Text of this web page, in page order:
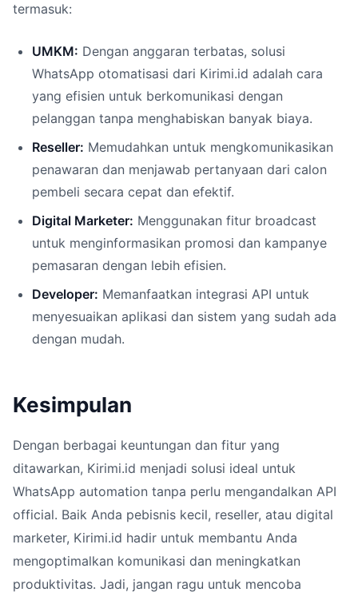
termasuk:
UMKM: Dengan anggaran terbatas, solusi
WhatsApp otomatisasi dari Kirimi.id adalah cara
yang efisien untuk berkomunikasi dengan
pelanggan tanpa menghabiskan banyak biaya.
Reseller: Memudahkan untuk mengkomunikasikan
penawaran dan menjawab pertanyaan dari calon
pembeli secara cepat dan efektif.
Digital Marketer: Menggunakan fitur broadcast
untuk menginformasikan promosi dan kampanye
pemasaran dengan lebih efisien.
Developer: Memanfaatkan integrasi API untuk
menyesuaikan aplikasi dan sistem yang sudah ada
dengan mudah.
Kesimpulan
Dengan berbagai keuntungan dan fitur yang
ditawarkan, Kirimi.id menjadi solusi ideal untuk
WhatsApp automation tanpa perlu mengandalkan API
official. Baik Anda pebisnis kecil, reseller, atau digital
marketer, Kirimi.id hadir untuk membantu Anda
mengoptimalkan komunikasi dan meningkatkan
produktivitas. Jadi, jangan ragu untuk mencoba